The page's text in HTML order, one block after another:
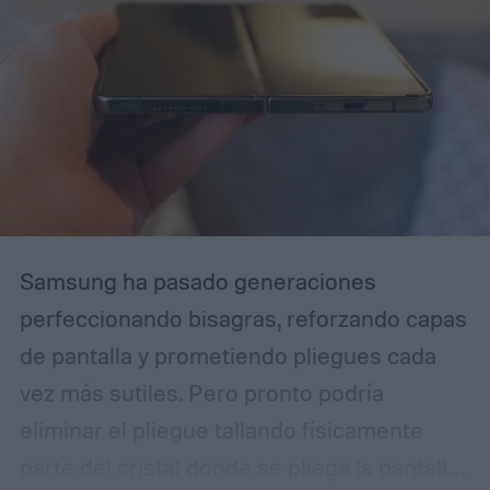
Samsung ha pasado generaciones
perfeccionando bisagras, reforzando capas
de pantalla y prometiendo pliegues cada
vez más sutiles. Pero pronto podría